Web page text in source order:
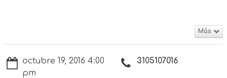
Más
octubre 19, 2016 4:00
pm
3105107016